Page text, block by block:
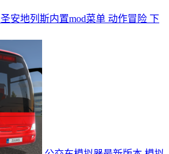
圣安地列斯内置mod菜单 动作冒险 下